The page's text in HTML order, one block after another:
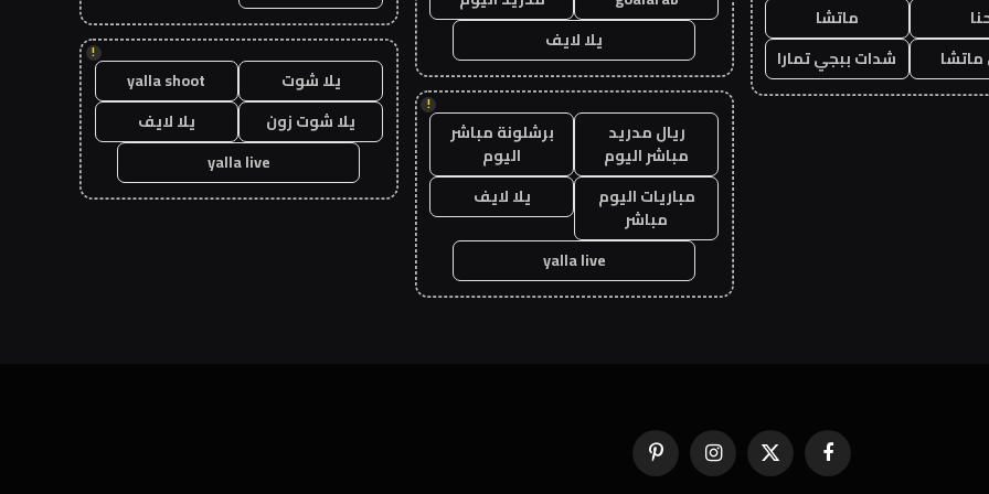
ماتشا
شدات ببجي تمارا
يلا لايف
!
ريال مدريد
مباشر اليوم
برشلونة مباشر
اليوم
مباريات اليوم
مباشر
يلا لايف
yalla live
!
يلا شوت
yalla shoot
يلا شوت زون
يلا لايف
yalla live
فيسبوك X
(Twitter)
الانستغرامبينتيريست